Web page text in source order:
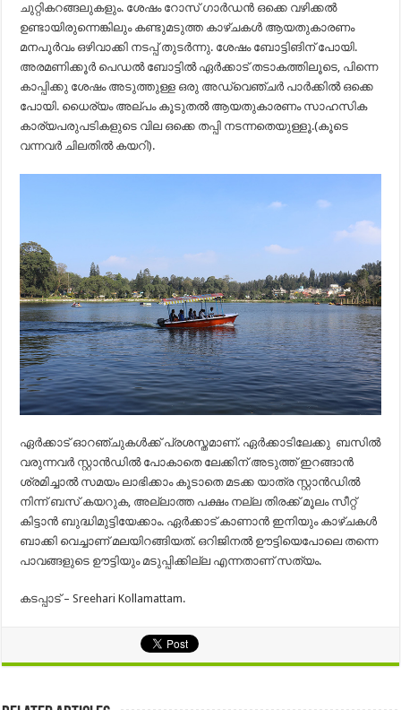
ചുറ്റികറങ്ങലുകളും. ശേഷം റോസ് ഗാർഡൻ ഒക്കെ വഴിക്കൽ
ഉണ്ടായിരുന്നെങ്കിലും കണ്ടുമടുത്ത കാഴ്ചകൾ ആയതുകാരണം
മനപൂർവം ഒഴിവാക്കി നടപ്പ് തുടർന്നു. ശേഷം ബോട്ടിങിന് പോയി.
അരമണിക്കൂർ പെഡൽ ബോട്ടിൽ ഏർക്കാട് തടാകത്തിലൂടെ, പിന്നെ
കാപ്പിക്കു ശേഷം അടുത്തുള്ള ഒരു അഡ്വെഞ്ചർ പാർക്കിൽ ഒക്കെ
പോയി. ധൈര്യം അല്പം കൂടുതൽ ആയതുകാരണം സാഹസിക
കാര്യപരുപടികളുടെ വില ഒക്കെ തപ്പി നടന്നതെയുള്ളൂ.(കൂടെ
വന്നവർ ചിലതിൽ കയറി).
ഏർക്കാട് ഓറഞ്ചുകൾക്ക് പ്രശസ്തമാണ്. ഏർക്കാടിലേക്കു ബസിൽ
വരുന്നവർ സ്റ്റാൻഡിൽ പോകാതെ ലേക്കിന്‌ അടുത്ത് ഇറങ്ങാൻ
ശ്രമിച്ചാൽ സമയം ലാഭിക്കാം കൂടാതെ മടക്ക യാത്ര സ്റ്റാൻഡിൽ
നിന്ന്‌ ബസ് കയറുക, അല്ലാത്ത പക്ഷം നല്ല തിരക്ക് മൂലം സീറ്റ്
കിട്ടാൻ ബുദ്ധിമുട്ടിയേക്കാം. ഏർക്കാട് കാണാൻ ഇനിയും കാഴ്ചകൾ
ബാക്കി വെച്ചാണ് മലയിറങ്ങിയത്. ഒറിജിനൽ ഊട്ടിയെപോലെ തന്നെ
പാവങ്ങളുടെ ഊട്ടിയും മടുപ്പിക്കില്ല എന്നതാണ് സത്യം.
കടപ്പാട് – Sreehari Kollamattam.